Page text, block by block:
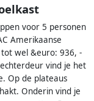
voor 5 personen
Amerikaanse
tot wel &euro: 936, -
vind je het
Op de plateaus
Onderin vind je